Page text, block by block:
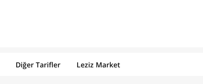
Diğer Tarifler Leziz Market